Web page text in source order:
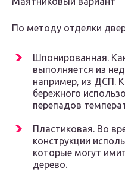
По методу отделки
Шпонированная.
выполняется из
например, из ДСП.
бережного
перепадов
Пластиковая. Во
конструкции
которые могут
дерево.